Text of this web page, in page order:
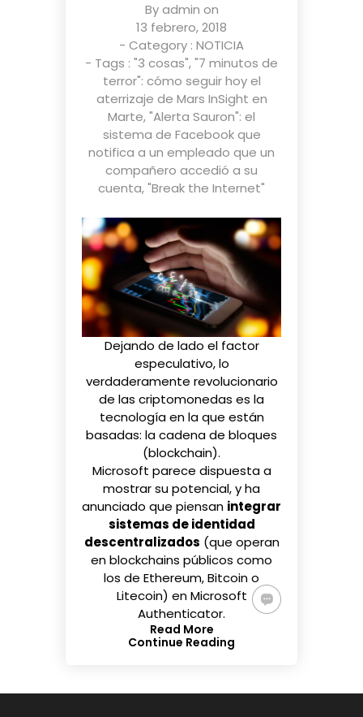
Byadmin on
13 febrero, 2018
- Category : NOTICIA
- Tags : "3 cosas","7 minutos de
terror": cómo seguir hoy el
aterrizaje de Mars InSight en
Marte,"Alerta Sauron": el
sistema de Facebook que
notifica a un empleado que un
compañero accedió a su
cuenta,"Break the Internet"
Dejando de lado el factor
especulativo, lo
verdaderamente revolucionario
de las criptomonedas es la
tecnología en la que están
basadas: la cadena de bloques
(blockchain).
Microsoft parece dispuesta a
mostrar su potencial, yha
anunciado que piensan integrar
sistemas de identidad
descentralizados (que operan
en blockchains públicos como
los de Ethereum,Bitcoino
Litecoin) en Microsoft
Authenticator.
Read More
Continue Reading